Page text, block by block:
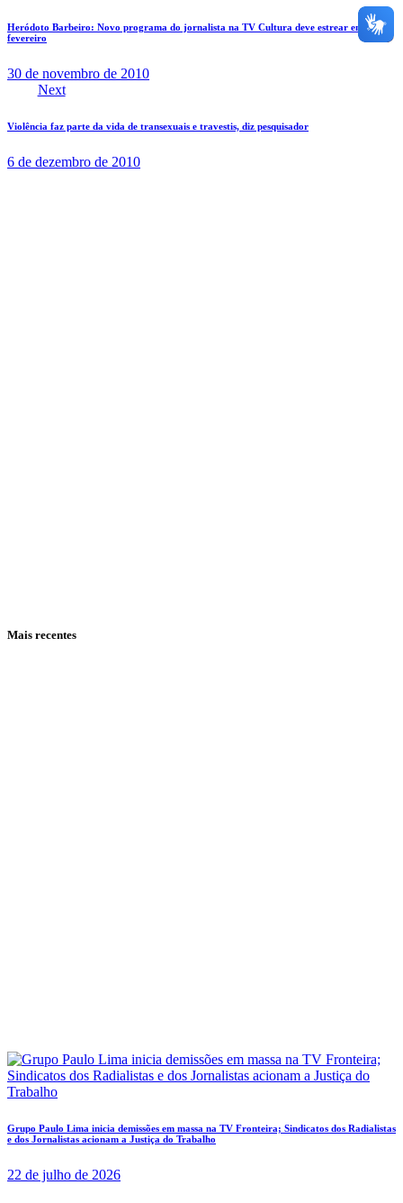
Heródoto Barbeiro: Novo programa do jornalista na TV Cultura deve estrear em
fevereiro
30 de novembro de 2010
Next
Violência faz parte da vida de transexuais e travestis, diz pesquisador
6 de dezembro de 2010
Mais recentes
Grupo Paulo Lima inicia demissões em massa na TV Fronteira; Sindicatos dos Radialistas
e dos Jornalistas acionam a Justiça do Trabalho
22 de julho de 2026